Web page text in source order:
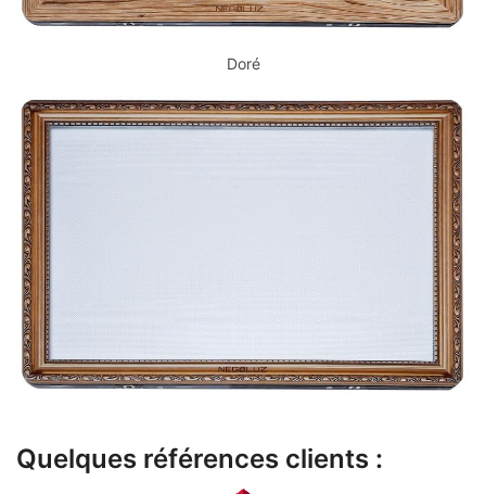
Doré
Quelques références clients :